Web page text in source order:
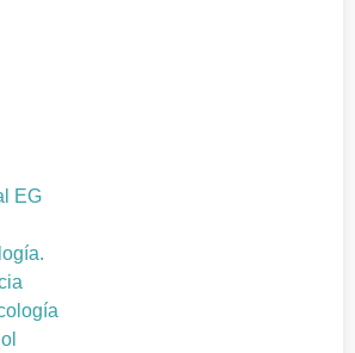
EG